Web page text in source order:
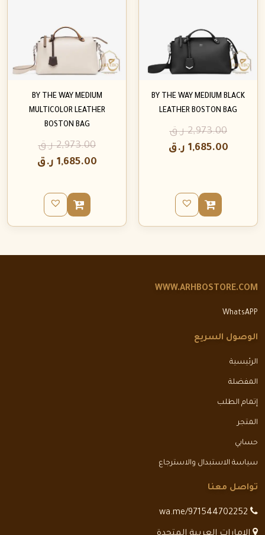
BY THE WAY MEDIUM BLACK
LEATHER BOSTON BAG
2,973.00 ر.ق
1,685.00 ر.ق
BY THE WAY MEDIUM
MULTICOLOR LEATHER
BOSTON BAG
2,973.00 ر.ق
1,685.00 ر.ق
WWW.ARHBOSTORE.COM
WhatsAPP
الوصول السريع
الرئيسية
المفضلة
إتمام الطلب
المتجر
حسابي
سياسة الاستبدال والاسترجاع
تواصل معنا